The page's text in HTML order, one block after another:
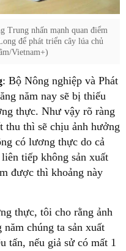
Trung nhấn mạnh quan điểm
để phát triển cây lúa chủ
Vietnam+)
: Bộ Nông nghiệp và Phát
năm nay sẽ bị thiếu
thực. Như vậy rõ ràng
thu thì sẽ chịu ảnh hưởng
có lương thực do cả
tiếp không sản xuất
được thì khoảng này
thực, tôi cho rằng ảnh
chúng ta sản xuất
tấn, nếu giả sử có mất 1